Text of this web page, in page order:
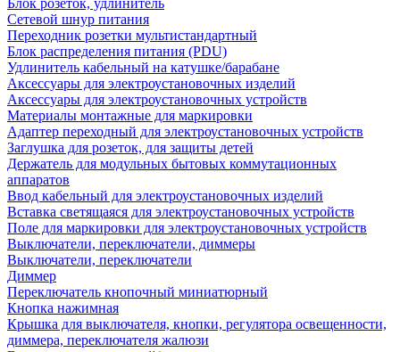
Блок розеток, удлинитель
Сетевой шнур питания
Переходник розетки мультистандартный
Блок распределения питания (PDU)
Удлинитель кабельный на катушке/барабане
Аксессуары для электроустановочных изделий
Аксессуары для электроустановочных устройств
Материалы монтажные для маркировки
Адаптер переходный для электроустановочных устройств
Заглушка для розеток, для защиты детей
Держатель для модульных бытовых коммутационных
аппаратов
Ввод кабельный для электроустановочных изделий
Вставка светящаяся для электроустановочных устройств
Поле для маркировки для электроустановочных устройств
Выключатели, переключатели, диммеры
Выключатели, переключатели
Диммер
Переключатель кнопочный миниатюрный
Кнопка нажимная
Крышка для выключателя, кнопки, регулятора освещенности,
диммера, переключателя жалюзи